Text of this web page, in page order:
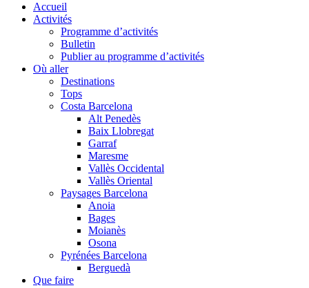
Accueil
Activités
Programme d’activités
Bulletin
Publier au programme d’activités
Où aller
Destinations
Tops
Costa Barcelona
Alt Penedès
Baix Llobregat
Garraf
Maresme
Vallès Occidental
Vallès Oriental
Paysages Barcelona
Anoia
Bages
Moianès
Osona
Pyrénées Barcelona
Berguedà
Que faire